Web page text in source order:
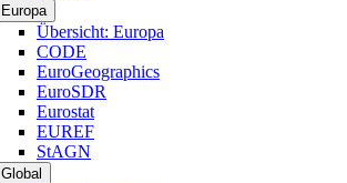
Europa
Übersicht: Europa
CODE
EuroGeographics
EuroSDR
Eurostat
EUREF
StAGN
Global